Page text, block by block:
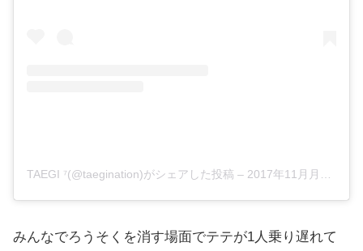
TAEGI ⁷(@taegination)がシェアした投稿 – 2017年11月月10日午後9時11分PST
みんなでろうそくを消す場面でテテが1人乗り遅れて